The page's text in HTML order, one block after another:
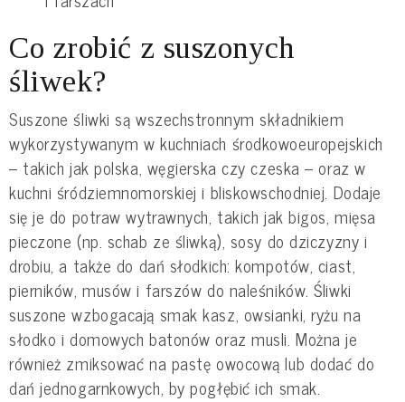
Co zrobić z suszonych
śliwek?
Suszone śliwki są wszechstronnym składnikiem
wykorzystywanym w kuchniach środkowoeuropejskich
– takich jak polska, węgierska czy czeska – oraz w
kuchni śródziemnomorskiej i bliskowschodniej. Dodaje
się je do potraw wytrawnych, takich jak bigos, mięsa
pieczone (np. schab ze śliwką), sosy do dziczyzny i
drobiu, a także do dań słodkich: kompotów, ciast,
pierników, musów i farszów do naleśników. Śliwki
suszone wzbogacają smak kasz, owsianki, ryżu na
słodko i domowych batonów oraz musli. Można je
również zmiksować na pastę owocową lub dodać do
dań jednogarnkowych, by pogłębić ich smak.